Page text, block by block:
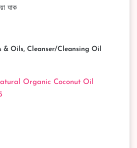
যাক
& Oils, Cleanser/Cleansing Oil
Organic Coconut Oil